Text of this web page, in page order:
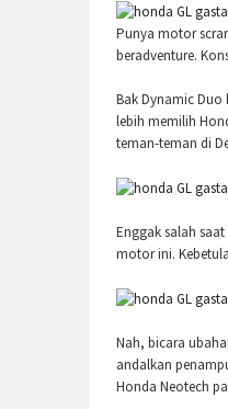
Punya motor
beradventure.
Bak Dynamic Duo
lebih memilih
teman-teman di
Enggak salah
motor ini.
Nah, bicara
andalkan
Honda Neotech